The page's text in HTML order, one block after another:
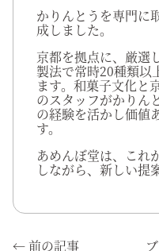
かりんとうを専門に
成しました。
京都を拠点に、厳選
製法で常時20種類以
ます。和菓子文化と
のスタッフがかりん
の経験を活かし価値
す。
あめんぼ堂は、これ
しながら、新しい提
←前の記事